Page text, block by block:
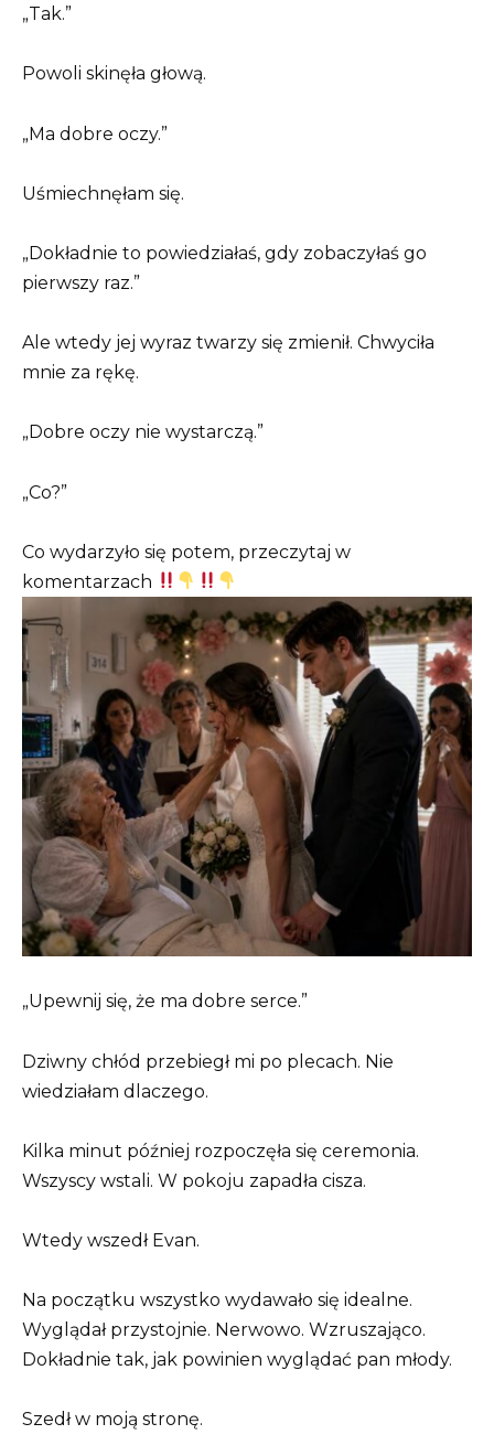
„Tak.”
Powoli skinęła głową.
„Ma dobre oczy.”
Uśmiechnęłam się.
„Dokładnie to powiedziałaś, gdy zobaczyłaś go
pierwszy raz.”
Ale wtedy jej wyraz twarzy się zmienił. Chwyciła
mnie za rękę.
„Dobre oczy nie wystarczą.”
„Co?”
Co wydarzyło się potem, przeczytaj w
komentarzach
„Upewnij się, że ma dobre serce.”
Dziwny chłód przebiegł mi po plecach. Nie
wiedziałam dlaczego.
Kilka minut później rozpoczęła się ceremonia.
Wszyscy wstali. W pokoju zapadła cisza.
Wtedy wszedł Evan.
Na początku wszystko wydawało się idealne.
Wyglądał przystojnie. Nerwowo. Wzruszająco.
Dokładnie tak, jak powinien wyglądać pan młody.
Szedł w moją stronę.